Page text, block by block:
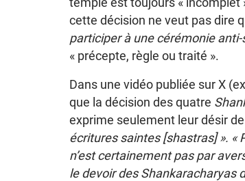
cette décision ne veut pas dire
participer à une cérémonie anti-
« précepte, règle ou traité ».
Dans une vidéo publiée sur X
que la décision des quatre
exprime seulement leur désir de
écritures saintes [shastras] ». «
n’est certainement pas par
le devoir des Shankaracharyas